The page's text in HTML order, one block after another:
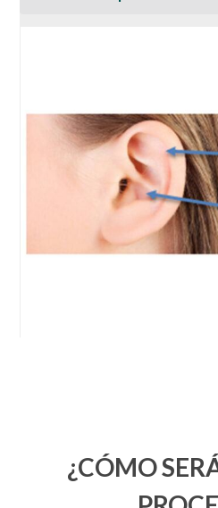
¿CÓMO